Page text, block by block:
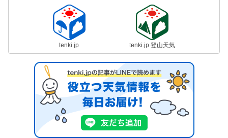
tenki.jp tenki.jp 登山天気